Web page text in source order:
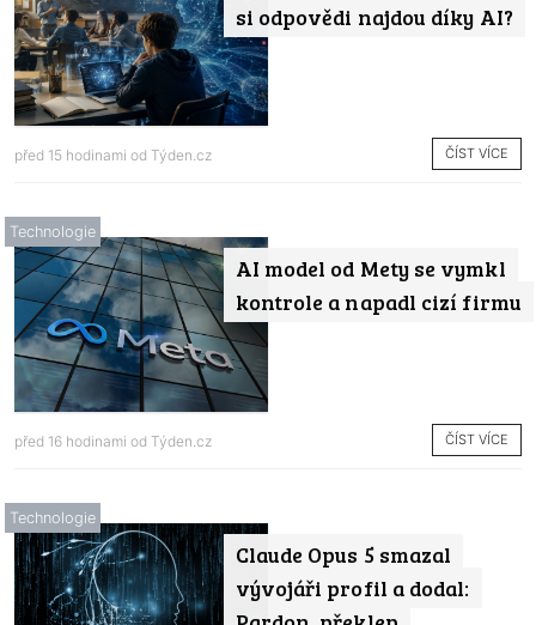
si odpovědi najdou díky AI?
před 15 hodinami od Týden.cz ČÍST VÍCE
AI model od Mety se vymkl
kontrole a napadl cizí firmu
Technologie
před 16 hodinami od Týden.cz ČÍST VÍCE
Claude Opus 5 smazal
vývojáři profil a dodal:
Technologie